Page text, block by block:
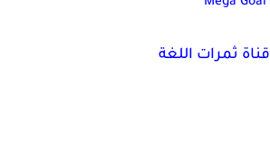
قناة ثمرات اللغة